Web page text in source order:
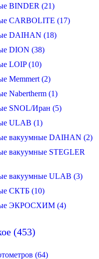
BINDER (21)
CARBOLITE (17)
DAIHAN (18)
DION (38)
LOIP (10)
Memmert (2)
Nabertherm (1)
SNOL/Иран (5)
ULAB (1)
вакуумные DAIHAN (2)
вакуумные STEGLER
вакуумные ULAB (3)
СКТБ (10)
ЭКРОСХИМ (4)
(453)
(64)